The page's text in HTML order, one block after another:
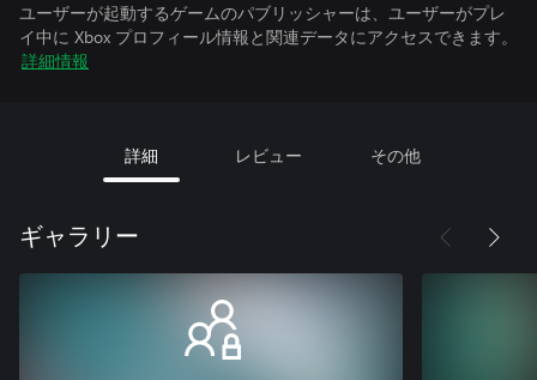
ユーザーが起動するゲームのパブリッシャーは、ユーザーがプレ
イ中に Xbox プロフィール情報と関連データにアクセスできます。
詳細情報
詳細 レビュー その他
ギャラリー